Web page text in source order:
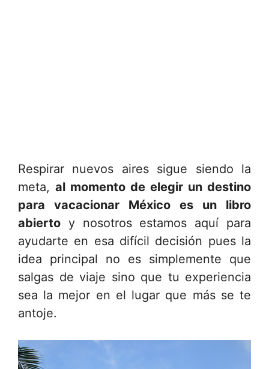
Respirar nuevos aires sigue siendo la
meta, al momento de elegir un destino
para vacacionar México es un libro
abierto y nosotros estamos aquí para
ayudarte en esa difícil decisión pues la
idea principal no es simplemente que
salgas de viaje sino que tu experiencia
sea la mejor en el lugar que más se te
antoje.